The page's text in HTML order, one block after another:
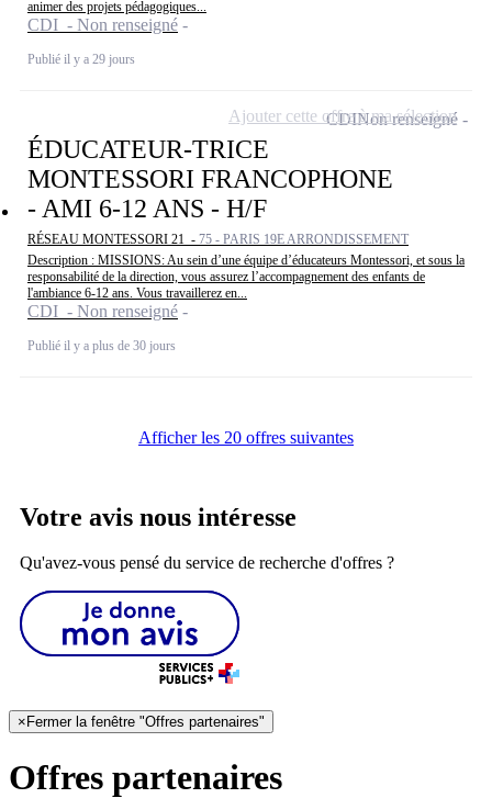
animer des projets pédagogiques...
CDI - Non renseigné
Publié il y a 29 jours
ÉDUCATEUR-TRICE
MONTESSORI FRANCOPHONE
- AMI 6-12 ANS - H/F
RÉSEAU MONTESSORI 21 - 75 - PARIS 19E ARRONDISSEMENT
Description : MISSIONS: Au sein d’une équipe d’éducateurs Montessori, et sous la
responsabilité de la direction, vous assurez l’accompagnement des enfants de
l'ambiance 6-12 ans. Vous travaillerez en...
CDI - Non renseigné
Publié il y a plus de 30 jours
CDINon renseigné
Ajouter cette offre à ma sélection
Afficher les 20 offres suivantes
Votre avis nous intéresse
Qu'avez-vous pensé du service de recherche d'offres ?
× Fermer la fenêtre "Offres partenaires"
Offres partenaires